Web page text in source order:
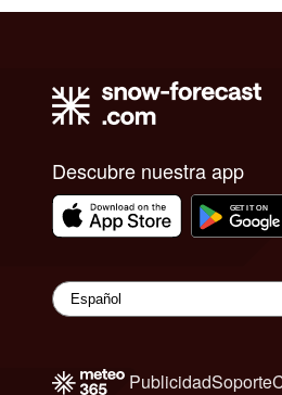
Descubre nuestra app
PublicidadSoporte